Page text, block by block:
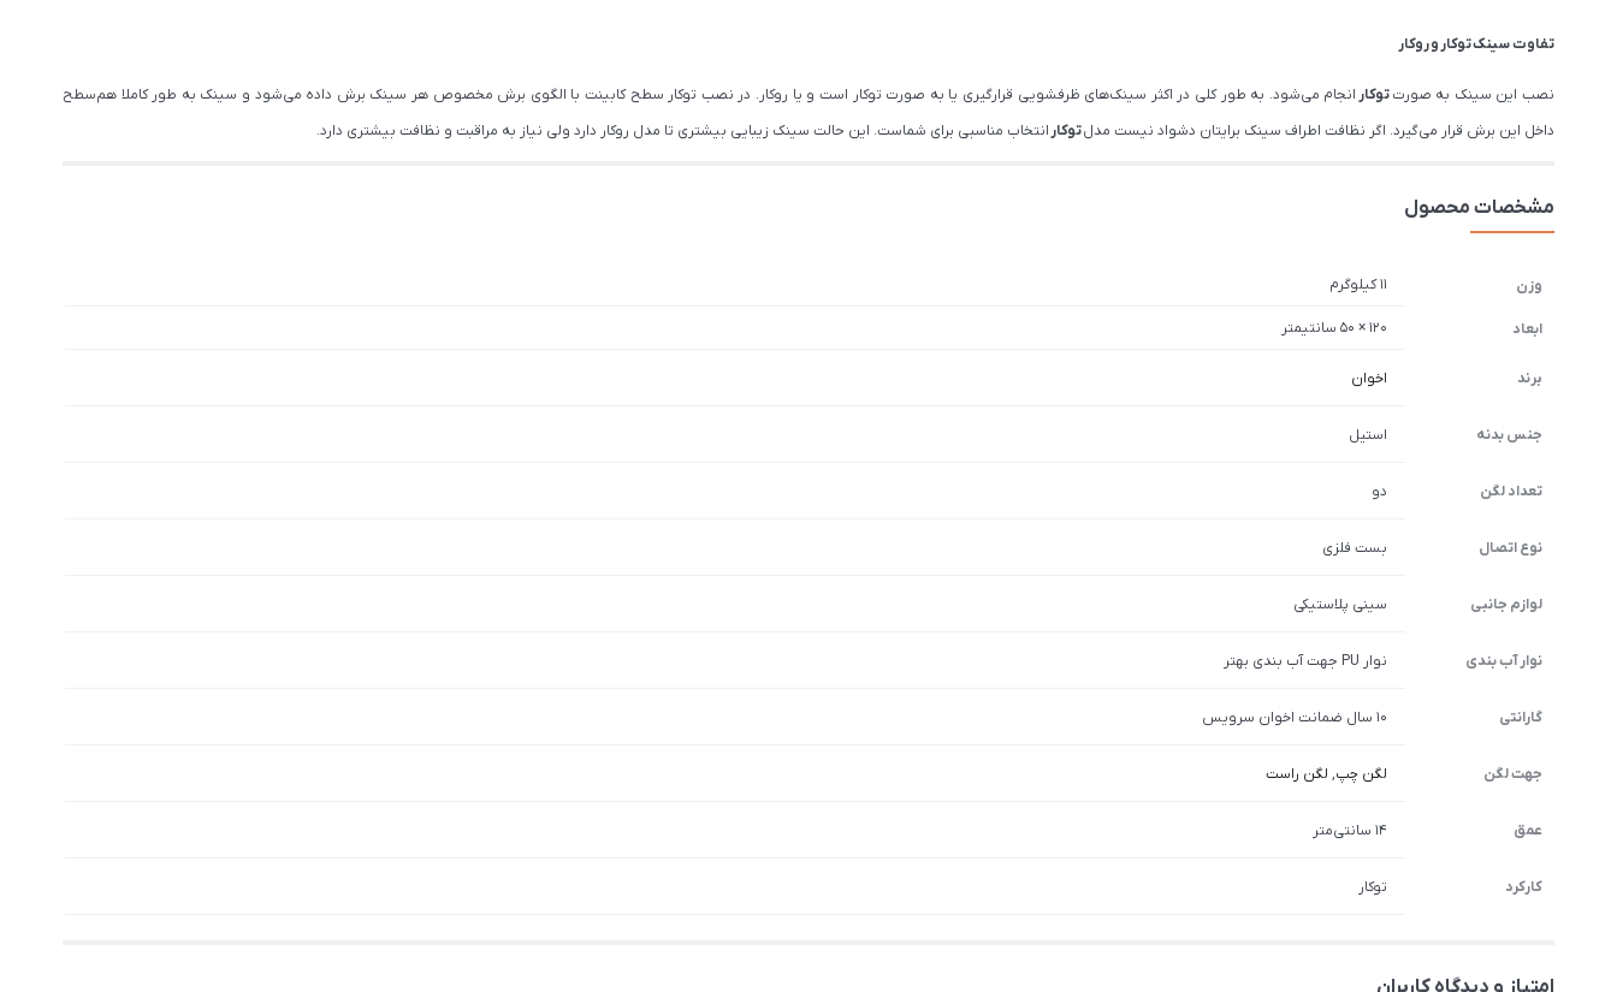
تفاوت سینکتوکار وروکار
نصب این سینک به صورتتوکار انجام می‌شود. به طور کلی در اکثر سینک‌های ظرفشویی قرارگیری یا به صورت توکار است و یا روکار. در نصب توکار سطح کابینت با الگوی برش مخصوص هر سینک برش داده می‌شود و سینک به طور کاملا هم‌سطح
داخل این برش قرار می‌گیرد. اگر نظافت اطراف سینک برایتان دشواد نیست مدلتوکار انتخاب مناسبی برای شماست. این حالت سینک زیبایی بیشتری تا مدل روکار دارد ولی نیاز به مراقبت و نظافت بیشتری دارد.
مشخصات محصول
وزن 11 کیلوگرم
ابعاد 120 × 50 سانتیمتر
برند اخوان
جنس بدنه استیل
تعداد لگن دو
نوع اتصال بست فلزی
لوازم جانبی سینی پلاستیکی
نوار آب بندی نوار PU جهت آب بندی بهتر
گارانتی 10 سال ضمانت اخوان سرویس
جهت لگن لگن چپ, لگن راست
عمق 14 سانتی‌متر
کارکرد توکار
امتیاز و دیدگاه کاربران